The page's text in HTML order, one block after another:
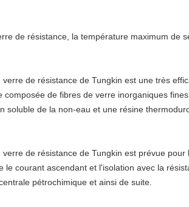
de résistance, la température maximum de
de résistance de Tungkin est une très
de fibres de verre inorganiques
soluble de la non-eau et une résine
de résistance de Tungkin est prévue pour
courant ascendant et l'isolation avec la
pétrochimique et ainsi de suite.